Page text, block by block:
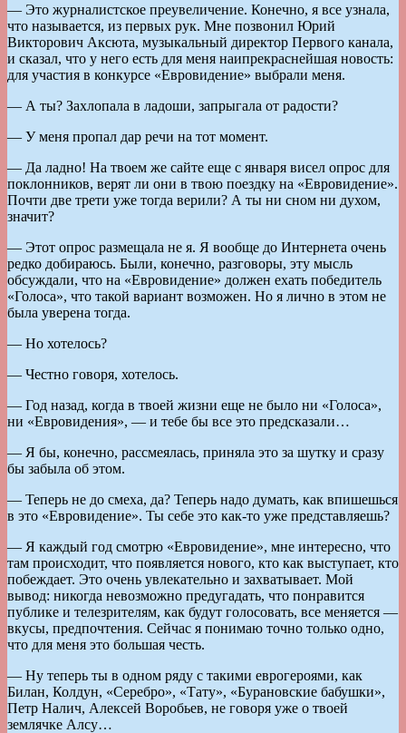
— Это журналистское преувеличение. Конечно, я все узнала,
что называется, из первых рук. Мне позвонил Юрий
Викторович Аксюта, музыкальный директор Первого канала,
и сказал, что у него есть для меня наипрекраснейшая новость:
для участия в конкурсе «Евровидение» выбрали меня.
— А ты? Захлопала в ладоши, запрыгала от радости?
— У меня пропал дар речи на тот момент.
— Да ладно! На твоем же сайте еще с января висел опрос для
поклонников, верят ли они в твою поездку на «Евровидение».
Почти две трети уже тогда верили? А ты ни сном ни духом,
значит?
— Этот опрос размещала не я. Я вообще до Интернета очень
редко добираюсь. Были, конечно, разговоры, эту мысль
обсуждали, что на «Евровидение» должен ехать победитель
«Голоса», что такой вариант возможен. Но я лично в этом не
была уверена тогда.
— Но хотелось?
— Честно говоря, хотелось.
— Год назад, когда в твоей жизни еще не было ни «Голоса»,
ни «Евровидения», — и тебе бы все это предсказали…
— Я бы, конечно, рассмеялась, приняла это за шутку и сразу
бы забыла об этом.
— Теперь не до смеха, да? Теперь надо думать, как впишешься
в это «Евровидение». Ты себе это как-то уже представляешь?
— Я каждый год смотрю «Евровидение», мне интересно, что
там происходит, что появляется нового, кто как выступает, кто
побеждает. Это очень увлекательно и захватывает. Мой
вывод: никогда невозможно предугадать, что понравится
публике и телезрителям, как будут голосовать, все меняется —
вкусы, предпочтения. Сейчас я понимаю точно только одно,
что для меня это большая честь.
— Ну теперь ты в одном ряду с такими еврогероями, как
Билан, Колдун, «Серебро», «Тату», «Бурановские бабушки»,
Петр Налич, Алексей Воробьев, не говоря уже о твоей
землячке Алсу…